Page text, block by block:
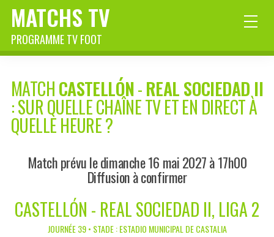
MATCHS TV
PROGRAMME TV FOOT
MATCHCASTELLÓN-REAL SOCIEDAD II
: SUR QUELLE CHAÎNE TV ET EN DIRECT À
QUELLE HEURE ?
Match prévu le dimanche 16 mai 2027 à 17h00
Diffusion à confirmer
CASTELLÓN - REAL SOCIEDAD II, LIGA 2
JOURNÉE 39 • STADE : ESTADIO MUNICIPAL DE CASTALIA